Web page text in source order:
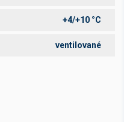
+4/+10 °C
ventilované